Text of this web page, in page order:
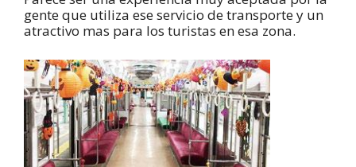
gente que utiliza ese servicio de transporte y un
atractivo mas para los turistas en esa zona.